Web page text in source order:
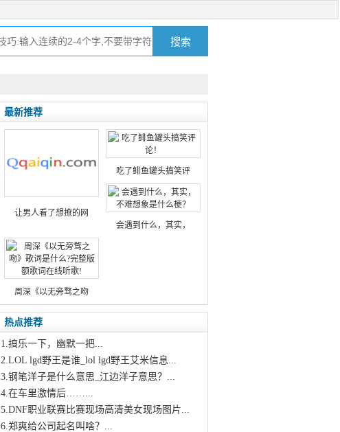
最新推荐
让男人看了想撩的网
吃了鲱鱼罐头搞笑评
会遇到什么，其实，
周深《以无旁骛之吻
热点推荐
1.搞乐一下，幽默一把...
2.LOL lgd野王是谁_lol lgd野王艾米信息...
3.钢笔洋子是什么意思_江边洋子意思？...
4.在车里激情后……...
5.DNF职业联赛比赛现场高清美女现场图片...
6.郑爽给公司起名叫啥？...